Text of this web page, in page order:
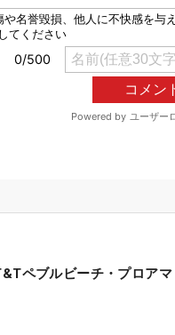
ペブルビーチ・プロア